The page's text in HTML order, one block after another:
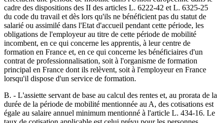
cadre des dispositions des II des articles L. 6222-42 et L. 6325-25
du code du travail et dès lors qu'ils ne bénéficient pas du statut de
salarié ou assimilé dans l'Etat d'accueil pendant cette période, les
obligations de l'employeur au titre de cette période de mobilité
incombent, en ce qui concerne les apprentis, à leur centre de
formation en France et, en ce qui concerne les bénéficiaires d'un
contrat de professionnalisation, soit à l'organisme de formation
principal en France dont ils relèvent, soit à l'employeur en France
lorsqu'il dispose d'un service de formation.
B. - L'assiette servant de base au calcul des rentes et, au prorata de la
durée de la période de mobilité mentionnée au A, des cotisations est
égale au salaire annuel minimum mentionné à l'article L. 434-16. Le